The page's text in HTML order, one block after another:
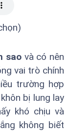
saovà có nên
vai trò chính
trường hợp
bị lung lay
khó chịu và
không biết